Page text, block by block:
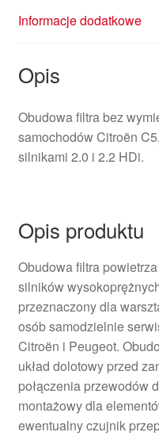
Informacje dodatkowe
Opis
Obudowa filtra bez
samochodów Citroën
silnikami 2.0 i 2.2 HDi.
Opis produktu
Obudowa filtra
silników
przeznaczony dla
osób samodzielnie
Citroën i Peugeot.
układ dolotowy przed
połączenia przewodów
montażowy dla
ewentualny czujnik